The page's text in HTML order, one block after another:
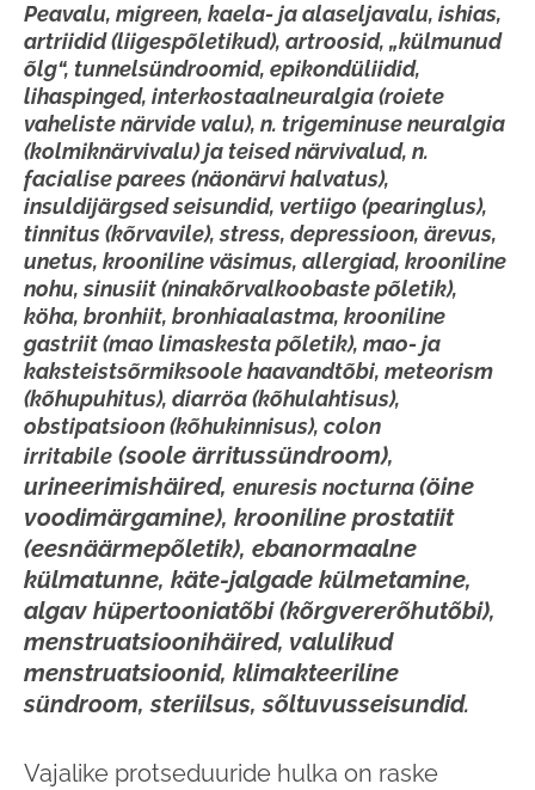
Peavalu, migreen, kaela- ja alaseljavalu, ishias,
artriidid (liigespõletikud), artroosid, „külmunud
õlg“, tunnelsündroomid, epikondüliidid,
lihaspinged, interkostaalneuralgia (roiete
vaheliste närvide valu), n. trigeminuse neuralgia
(kolmiknärvivalu) ja teised närvivalud, n.
facialise parees (näonärvi halvatus),
insuldijärgsed seisundid, vertiigo (pearinglus),
tinnitus (kõrvavile), stress, depressioon, ärevus,
unetus, krooniline väsimus, allergiad, krooniline
nohu, sinusiit (ninakõrvalkoobaste põletik),
köha, bronhiit, bronhiaalastma, krooniline
gastriit (mao limaskesta põletik), mao- ja
kaksteistsõrmiksoole haavandtõbi, meteorism
(kõhupuhitus), diarröa (kõhulahtisus),
obstipatsioon (kõhukinnisus), colon
irritabile (soole ärritussündroom),
urineerimishäired, enuresis nocturna(öine
voodimärgamine), krooniline prostatiit
(eesnäärmepõletik), ebanormaalne
külmatunne, käte-jalgade külmetamine,
algav hüpertooniatõbi (kõrgvererõhutõbi),
menstruatsioonihäired, valulikud
menstruatsioonid, klimakteeriline
sündroom, steriilsus, sõltuvusseisundid.
Vajalike protseduuride hulka on raske